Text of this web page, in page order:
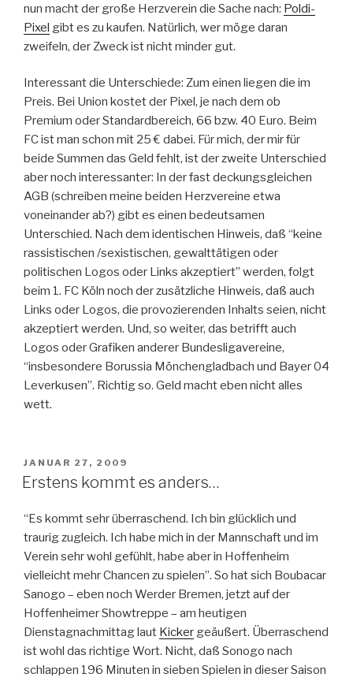
nun macht der große Herzverein die Sache nach: Poldi-
Pixel gibt es zu kaufen. Natürlich, wer möge daran
zweifeln, der Zweck ist nicht minder gut.
Interessant die Unterschiede: Zum einen liegen die im
Preis. Bei Union kostet der Pixel, je nach dem ob
Premium oder Standardbereich, 66 bzw. 40 Euro. Beim
FC ist man schon mit 25 € dabei. Für mich, der mir für
beide Summen das Geld fehlt, ist der zweite Unterschied
aber noch interessanter: In der fast deckungsgleichen
AGB (schreiben meine beiden Herzvereine etwa
voneinander ab?) gibt es einen bedeutsamen
Unterschied. Nach dem identischen Hinweis, daß “keine
rassistischen /sexistischen, gewalttätigen oder
politischen Logos oder Links akzeptiert” werden, folgt
beim 1. FC Köln noch der zusätzliche Hinweis, daß auch
Links oder Logos, die provozierenden Inhalts seien, nicht
akzeptiert werden. Und, so weiter, das betrifft auch
Logos oder Grafiken anderer Bundesligavereine,
“insbesondere Borussia Mönchengladbach und Bayer 04
Leverkusen”. Richtig so. Geld macht eben nicht alles
wett.
VERÖFFENTLICHT
AM
JANUAR 27, 2009
Erstens kommt es anders…
“Es kommt sehr überraschend. Ich bin glücklich und
traurig zugleich. Ich habe mich in der Mannschaft und im
Verein sehr wohl gefühlt, habe aber in Hoffenheim
vielleicht mehr Chancen zu spielen”. So hat sich Boubacar
Sanogo – eben noch Werder Bremen, jetzt auf der
Hoffenheimer Showtreppe – am heutigen
Dienstagnachmittag laut Kicker geäußert. Überraschend
ist wohl das richtige Wort. Nicht, daß Sonogo nach
schlappen 196 Minuten in sieben Spielen in dieser Saison